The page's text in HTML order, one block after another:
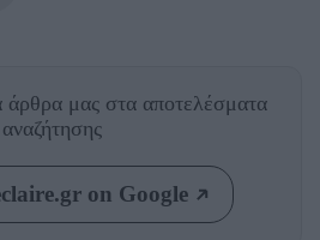
άρθρα μας στα αποτελέσματα
αναζήτησης
on Google